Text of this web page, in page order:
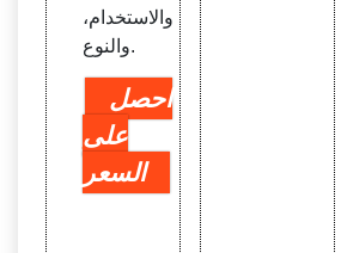
والاستخدام،
والنوع.
احصل
على
السعر